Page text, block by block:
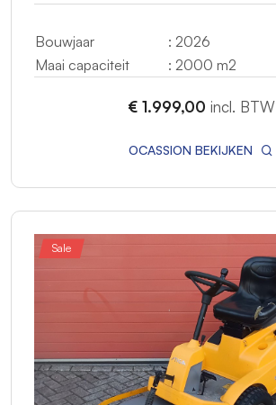
Bouwjaar
: 2026
Maai capaciteit
: 2000 m2
€ 1.999,00 incl. BTW
OCASSION BEKIJKEN
Sale